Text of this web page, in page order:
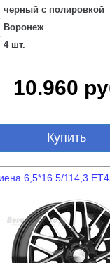
черный с полировкой
Воронеж
4 шт.
10.960
Купить
6,5*16 5/114,3